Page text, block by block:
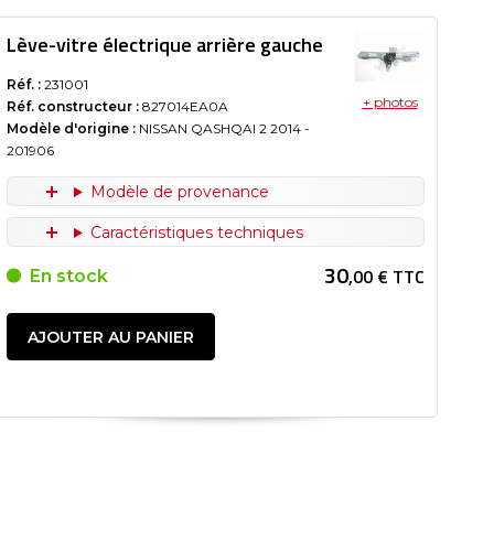
Lève-vitre électrique arrière gauche
Réf. : 231001
Réf. constructeur : 827014EA0A
Modèle d'origine : NISSAN QASHQAI 2 2014 -
201906
+ photos
Modèle de provenance
Caractéristiques techniques
En stock 30,00 € TTC
AJOUTER AU PANIER